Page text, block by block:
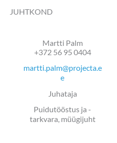
JUHTKOND
Martti Palm
+372 56 95 0404
martti.palm@projecta.e
e
Juhataja
Puidutööstus ja -
tarkvara, müügijuht